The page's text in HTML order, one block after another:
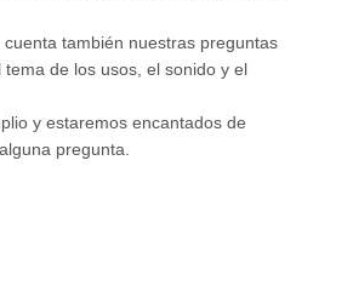
también nuestras preguntas
de los usos, el sonido y el
y estaremos encantados de
pregunta.